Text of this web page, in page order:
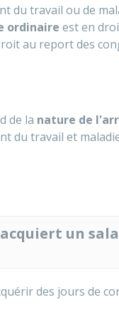
du travail ou de
ordinaire est en
au report des
de la nature de
du travail et
acquiert un
des jours de